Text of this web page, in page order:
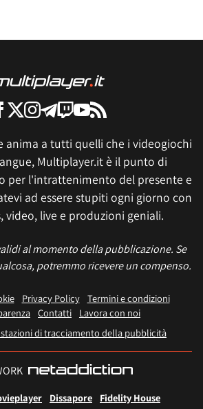
anima a tutti quelli che i videogiochi
Multiplayer.it è il punto di
per l'intrattenimento del presente e
ad essere stupiti ogni giorno con
video, live e produzioni geniali.
al momento della pubblicazione. Se
potremmo ricevere un compenso.
Privacy Policy
Termini e condizioni
Contatti
Lavora con noi
di tracciamento della pubblicità
Dissapore Fidelity House